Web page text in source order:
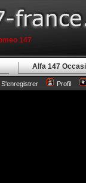
147
Alfa 147
S'enregistrer Profil